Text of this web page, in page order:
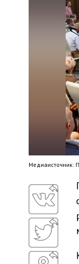
Медиaисточник: